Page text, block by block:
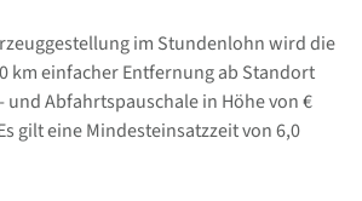
im Stundenlohn wird die
km einfacher Entfernung ab Standort
und Abfahrtspauschale in Höhe von €
gilt eine Mindesteinsatzzeit von 6,0